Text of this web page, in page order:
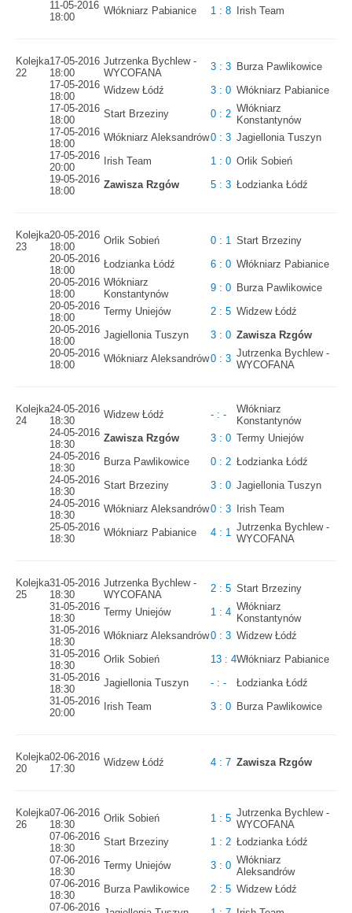
11-05-2016
18:00
Włókniarz Pabianice 1 : 8 Irish Team
Kolejka
22
17-05-2016
18:00
Jutrzenka Bychlew -
WYCOFANA
3 : 3 Burza Pawlikowice
17-05-2016
18:00
Widzew Łódź 3 : 0 Włókniarz Pabianice
17-05-2016
18:00
Start Brzeziny 0 : 2 Włókniarz
Konstantynów
17-05-2016
18:00
Włókniarz Aleksandrów0 : 3 Jagiellonia Tuszyn
17-05-2016
20:00
Irish Team 1 : 0 Orlik Sobień
19-05-2016
18:00
Zawisza Rzgów 5 : 3 Łodzianka Łódź
Kolejka
23
20-05-2016
18:00
Orlik Sobień 0 : 1 Start Brzeziny
20-05-2016
18:00
Łodzianka Łódź 6 : 0 Włókniarz Pabianice
20-05-2016
18:00
Włókniarz
Konstantynów
9 : 0 Burza Pawlikowice
20-05-2016
18:00
Termy Uniejów 2 : 5 Widzew Łódź
20-05-2016
18:00
Jagiellonia Tuszyn 3 : 0 Zawisza Rzgów
20-05-2016
18:00
Włókniarz Aleksandrów0 : 3 Jutrzenka Bychlew -
WYCOFANA
Kolejka
24
24-05-2016
18:30
Widzew Łódź - : -
Włókniarz
Konstantynów
24-05-2016
18:30
Zawisza Rzgów 3 : 0 Termy Uniejów
24-05-2016
18:30
Burza Pawlikowice 0 : 2 Łodzianka Łódź
24-05-2016
18:30
Start Brzeziny 3 : 0 Jagiellonia Tuszyn
24-05-2016
18:30
Włókniarz Aleksandrów0 : 3
Irish Team
25-05-2016
18:30
Włókniarz Pabianice 4 : 1 Jutrzenka Bychlew -
WYCOFANA
Kolejka
25
31-05-2016
18:30
Jutrzenka Bychlew -
WYCOFANA
2 : 5 Start Brzeziny
31-05-2016
18:30
Termy Uniejów 1 : 4 Włókniarz
Konstantynów
31-05-2016
18:30
Włókniarz Aleksandrów0 : 3 Widzew Łódź
31-05-2016
18:30
Orlik Sobień 13 : 4Włókniarz Pabianice
31-05-2016
18:30
Jagiellonia Tuszyn - : -
Łodzianka Łódź
31-05-2016
20:00
Irish Team 3 : 0 Burza Pawlikowice
Kolejka
20
02-06-2016
17:30
Widzew Łódź 4 : 7 Zawisza Rzgów
Kolejka
26
07-06-2016
18:30
Orlik Sobień 1 : 5 Jutrzenka Bychlew -
WYCOFANA
07-06-2016
18:30
Start Brzeziny 1 : 2 Łodzianka Łódź
07-06-2016
18:30
Termy Uniejów 3 : 0 Włókniarz
Aleksandrów
07-06-2016
18:30
Burza Pawlikowice 2 : 5 Widzew Łódź
07-06-2016